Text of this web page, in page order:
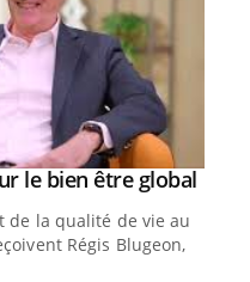
le bien être global
de la qualité de vie au
Régis Blugeon,